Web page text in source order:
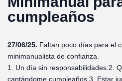
cumpleaños
27/06/25. Faltan poco días para el
minimanualista de confianza.
1. Un día sin responsabilidades. 2.
cantándome cumpleaños. 3. Estar